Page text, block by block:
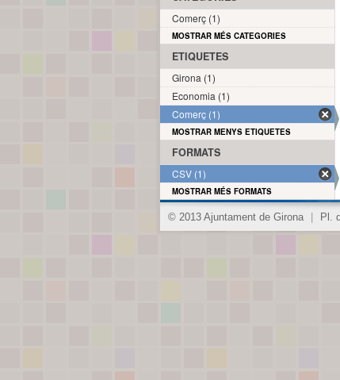
Comerç (1)
MOSTRAR MÉS CATEGORIES
ETIQUETES
Girona (1)
Economia (1)
Comerç (1)
MOSTRAR MENYS ETIQUETES
FORMATS
CSV (1)
MOSTRAR MÉS FORMATS
© 2013 Ajuntament de Girona Pl.